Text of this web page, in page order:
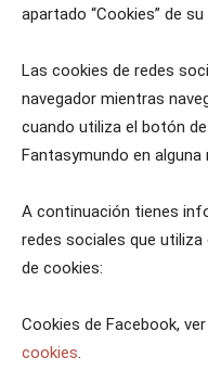
apartado “Cookies” de
Las cookies de redes
navegador mientras
cuando utiliza el botón
Fantasymundo en alguna
A continuación tienes
redes sociales que
de cookies:
Cookies de Facebook,
cookies.